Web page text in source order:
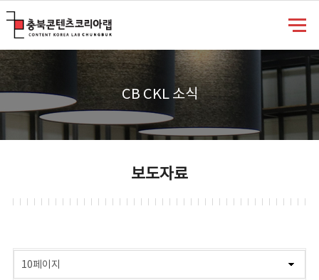
CB CKL 소식
보도자료